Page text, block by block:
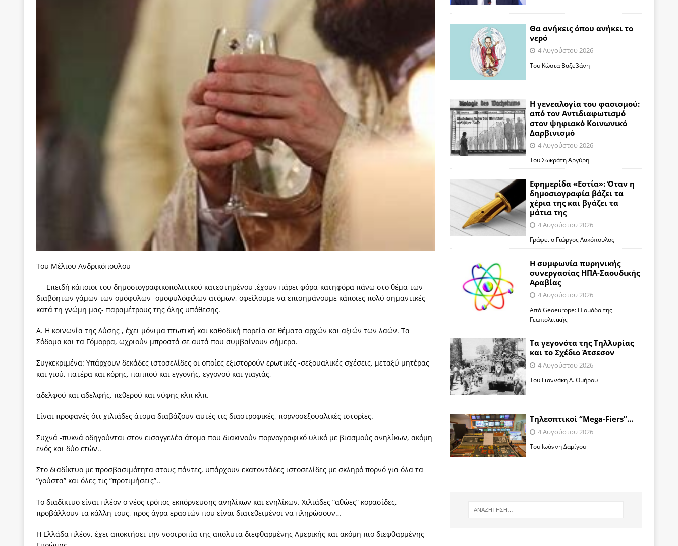
Κυριάκος Μητσοτάκης: Αναλγησίες
ΠΡΟΒΟΛΕΣ
[ 4 Αυγούστου 2026 ]
Θα ανήκεις όπου ανήκει το νερό
ΑΝΑΓΝΩΣΕΙΣ
Η γενεαλογία του φασισμού: από τον Αντιδιαφωτισμό στον ψηφιακό Κοινωνικό Δαρβινισμό
Εφημερίδα «Εστία»: Όταν η δημοσιογραφία βάζει τα χέρια της και βγάζει τα μάτια της
ΑΠΟΨΕΙΣ
Η συμφωνία πυρηνικής συνεργασίας ΗΠΑ-Σαουδικής Αραβίας
ΑΠΟΨΕΙΣ
Τα γεγονότα της Τηλλυρίας και το Σχέδιο Άτσεσον
ΑΠΟΨΕΙΣ
Tηλεοπτικοί “Mega-Fiers”…
ΑΠΟΨΕΙΣ
Κώστας Τσουκαλάς: Αντιπολίτευση
ΠΡΟΒΟΛΕΣ
Ο Ιωάννης Μεταξάς και η 4η Αυγούστου: Πώς ένας αποτυχημένος κοινοβουλευτικός έγινε
Η ελευθεροτυπία δεν απειλείται και δεν εκβιάζεται
ΠΑΡΕΜΒΑΣΕΙΣ
ΠΑΣΟΚ ή ΕΛ.ΑΣ.; Γιατί η μάχη της δεύτερης θέσης είναι (πολύ) ανοιχτή ακόμη. Προς αναμέτρηση
των δύο κομμάτων και όχι Ανδρουλάκη -Τσίπρα.
ΑΠΟΨΕΙΣ
[ 3 Αυγούστου 2026 ]
μπορούν να φέρουν την αλλαγή
ΠΡΟΕΚΤΑΣΕΙΣ
[ 3 Αυγούστου 2026 ]
Γιατί λιγοστεύουν «τα χρόνια της αθωότητας;» Το «αίνιγμα»και η «λύση» του μέσα από τον
[ 3 Αυγούστου 2026 ] Το Νομικό DNA του Υπερταμείου και οι Ρήτρες του ESM
Του Μέλιου Ανδρικόπουλου
Επειδή κάποιοι του δημοσιογραφικοπολιτικού κατεστημένου ,έχουν πάρει φόρα-κατηφόρα πάνω στο θέμα των
διαβόητων γάμων των ομόφυλων -ομοφυλόφιλων ατόμων, οφείλουμε να επισημάνουμε κάποιες πολύ σημαντικές-
κατά τη γνώμη μας- παραμέτρους της όλης υπόθεσης.
Α. Η κοινωνία της Δύσης , έχει μόνιμα πτωτική και καθοδική πορεία σε θέματα αρχών και αξιών των λαών. Τα
Σόδομα και τα Γόμορρα, ωχριούν μπροστά σε αυτά που συμβαίνουν σήμερα.
Συγκεκριμένα: Υπάρχουν δεκάδες ιστοσελίδες οι οποίες εξιστορούν ερωτικές -σεξουαλικές σχέσεις, μεταξύ μητέρας
και γιού, πατέρα και κόρης, παππού και εγγονής, εγγονού και γιαγιάς,
αδελφού και αδελφής, πεθερού και νύφης κλπ κλπ.
Είναι προφανές ότι χιλιάδες άτομα διαβάζουν αυτές τις διαστροφικές, πορνοσεξουαλικές ιστορίες.
Συχνά -πυκνά οδηγούνται στον εισαγγελέα άτομα που διακινούν πορνογραφικό υλικό με βιασμούς ανηλίκων, ακόμη
ενός και δύο ετών..
Στο διαδίκτυο με προσβασιμότητα στους πάντες, υπάρχουν εκατοντάδες ιστοσελίδες με σκληρό πορνό για όλα τα
”γούστα” και όλες τις ”προτιμήσεις”..
Το διαδίκτυο είναι πλέον ο νέος τρόπος εκπόρνευσης ανηλίκων και ενηλίκων. Χιλιάδες ”αθώες” κορασίδες,
προβάλλουν τα κάλλη τους, προς άγρα εραστών που είναι διατεθειμένοι να πληρώσουν…
Η Ελλάδα πλέον, έχει αποκτήσει την νοοτροπία της απόλυτα διεφθαρμένης Αμερικής και ακόμη πιο διεφθαρμένης
Θα ανήκεις όπου ανήκει το
νερό
4 Αυγούστου 2026
Του Κώστα Βαξεβάνη
Η γενεαλογία του φασισμού:
από τον Αντιδιαφωτισμό
στον ψηφιακό Κοινωνικό
Δαρβινισμό
4 Αυγούστου 2026
Του Σωκράτη Αργύρη
Εφημερίδα «Εστία»: Όταν η
δημοσιογραφία βάζει τα
χέρια της και βγάζει τα
μάτια της
4 Αυγούστου 2026
Γράφει ο Γιώργος Λακόπουλος
Η συμφωνία πυρηνικής
συνεργασίας ΗΠΑ-Σαουδικής
Αραβίας
4 Αυγούστου 2026
Από Geoeurope: H ομάδα της
Γεωπολιτικής
Τα γεγονότα της Τηλλυρίας
και το Σχέδιο Άτσεσον
4 Αυγούστου 2026
Toυ Γιαννάκη Λ. Ομήρου
Tηλεοπτικοί “Mega-Fiers”…
4 Αυγούστου 2026
Toυ Ιωάννη Δαμίγου